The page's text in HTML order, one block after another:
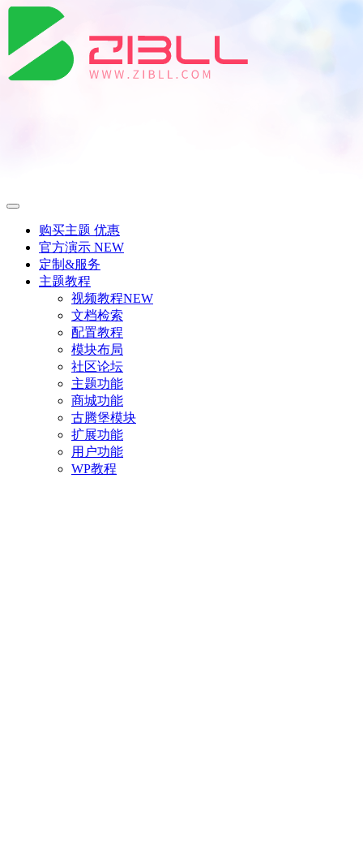
购买主题 优惠
官方演示 NEW
定制&服务
主题教程
视频教程NEW
文档检索
配置教程
模块布局
社区论坛
主题功能
商城功能
古腾堡模块
扩展功能
用户功能
WP教程